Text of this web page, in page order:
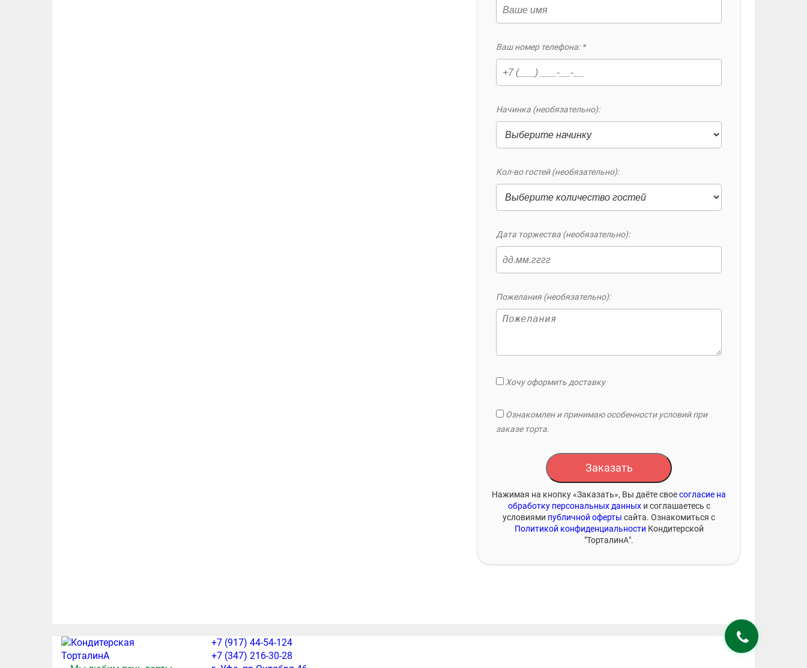
Ваш номер телефона: *
Начинка (необязательно):
Кол-во гостей (необязательно):
Дата торжества (необязательно):
Пожелания (необязательно):
Хочу оформить доставку
Ознакомлен и принимаю особенности условий при
заказе торта.
Заказать
Нажимая на кнопку «Заказать», Вы даёте своесогласие на
обработку персональных данныхи соглашаетесь с
условиями публичной оферты сайта. Ознакомиться с
Политикой конфиденциальности Кондитерской
"ТорталинА".
+7 (917) 44-54-124
+7 (347) 216-30-28